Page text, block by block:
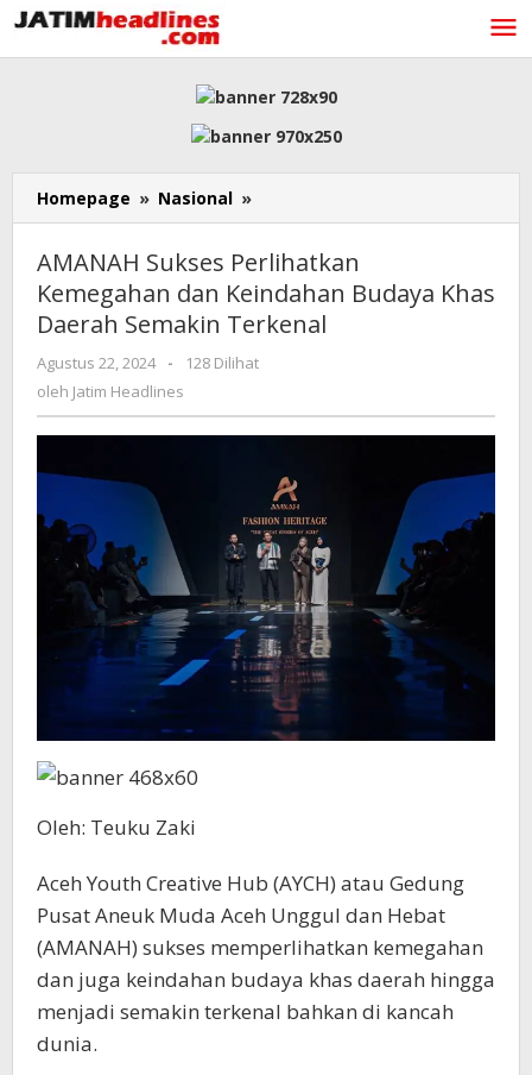
Lewati
ke
konten
Homepage » Nasional »
Sukses
Kemegahan
dan
Keindahan
Khas
Semakin
AMANAH Sukses Perlihatkan
Kemegahan dan Keindahan Budaya Khas
Daerah Semakin Terkenal
Agustus 22, 2024
oleh
-
128 Dilihat
oleh Jatim Headlines
Oleh: Teuku Zaki
Aceh Youth Creative Hub (AYCH) atau Gedung
Pusat Aneuk Muda Aceh Unggul dan Hebat
(AMANAH) sukses memperlihatkan kemegahan
dan juga keindahan budaya khas daerah hingga
menjadi semakin terkenal bahkan di kancah
dunia.